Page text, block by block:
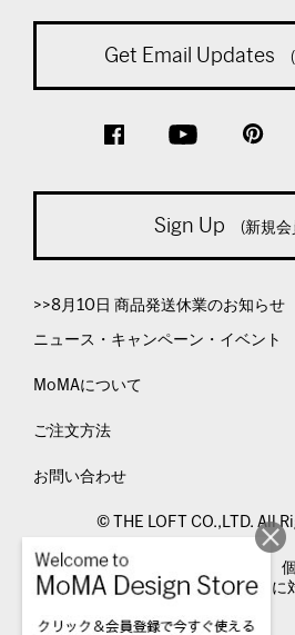
Get Email Updates (
Sign Up (新規会
>>8月10日 商品発送休業のお知らせ
ニュース・キャンペーン・イベント
MoMAについて
ご注文方法
お問い合わせ
© THE LOFT CO.,LTD. All
特定商取引法表示
カスタマーハラスメントに